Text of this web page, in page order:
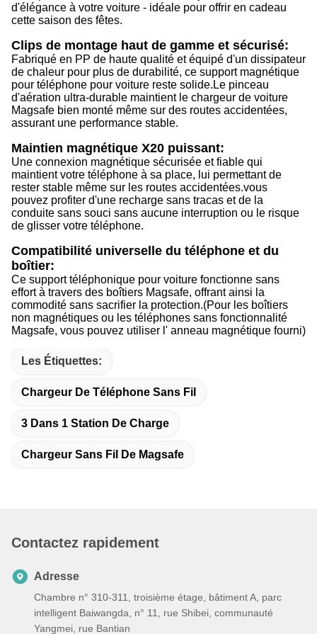
d'élégance à votre voiture - idéale pour offrir en cadeau
cette saison des fêtes.
Clips de montage haut de gamme et sécurisé:
Fabriqué en PP de haute qualité et équipé d'un dissipateur
de chaleur pour plus de durabilité, ce support magnétique
pour téléphone pour voiture reste solide.Le pinceau
d'aération ultra-durable maintient le chargeur de voiture
Magsafe bien monté même sur des routes accidentées,
assurant une performance stable.
Maintien magnétique X20 puissant:
Une connexion magnétique sécurisée et fiable qui
maintient votre téléphone à sa place, lui permettant de
rester stable même sur les routes accidentées.vous
pouvez profiter d'une recharge sans tracas et de la
conduite sans souci sans aucune interruption ou le risque
de glisser votre téléphone.
Compatibilité universelle du téléphone et du
boîtier:
Ce support téléphonique pour voiture fonctionne sans
effort à travers des boîtiers Magsafe, offrant ainsi la
commodité sans sacrifier la protection.(Pour les boîtiers
non magnétiques ou les téléphones sans fonctionnalité
Magsafe, vous pouvez utiliser l' anneau magnétique fourni)
Les Étiquettes:
Chargeur De Téléphone Sans Fil
3 Dans 1 Station De Charge
Chargeur Sans Fil De Magsafe
Contactez rapidement
Adresse
Chambre n° 310-311, troisième étage, bâtiment A, parc
intelligent Baiwangda, n° 11, rue Shibei, communauté
Yangmei, rue Bantian